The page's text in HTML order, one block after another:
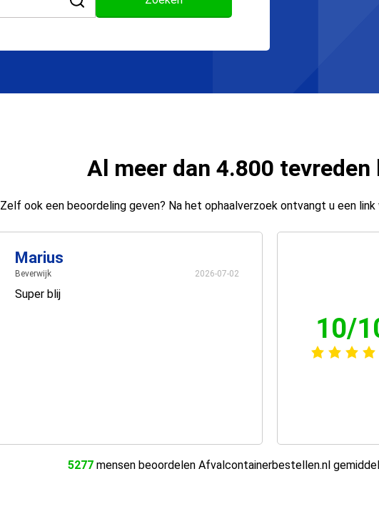
Al meer dan 4.800 tevreden
Zelf ook een beoordeling geven? Na het ophaalverzoek ontvangt u een
Marius
Beverwijk 2026-07-02
Super blij
10/
5277mensen beoordelen Afvalcontainerbestellen.nl